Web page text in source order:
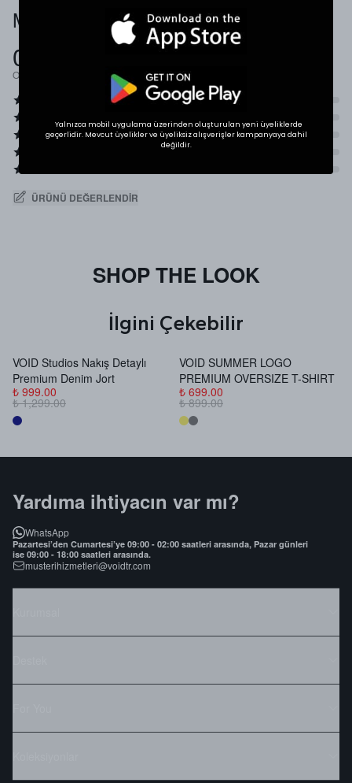
Müşteri Yorumları
0.0
Ortalama Puan
ÜRÜNÜ DEĞERLENDIR
SHOP THE LOOK
İlgini Çekebilir
VOID Studios Nakış Detaylı
Premium Denim Jort
₺ 999.00
₺ 1,299.00
VOID SUMMER LOGO
PREMIUM OVERSIZE T-SHIRT
₺ 699.00
₺ 899.00
Yardıma ihtiyacın var mı?
WhatsApp
Pazartesi’den Cumartesi’ye 09:00 - 02:00 saatleri arasında, Pazar günleri
ise 09:00 - 18:00 saatleri arasında.
musterihizmetleri@voidtr.com
Yalnızca mobil uygulama üzerinden oluşturulan yeni üyeliklerde
geçerlidir. Mevcut üyelikler ve üyeliksiz alışverişler kampanyaya dahil
değildir.